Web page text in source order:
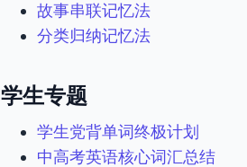
故事串联记忆法
分类归纳记忆法
学生专题
学生党背单词终极计划
中高考英语核心词汇总结